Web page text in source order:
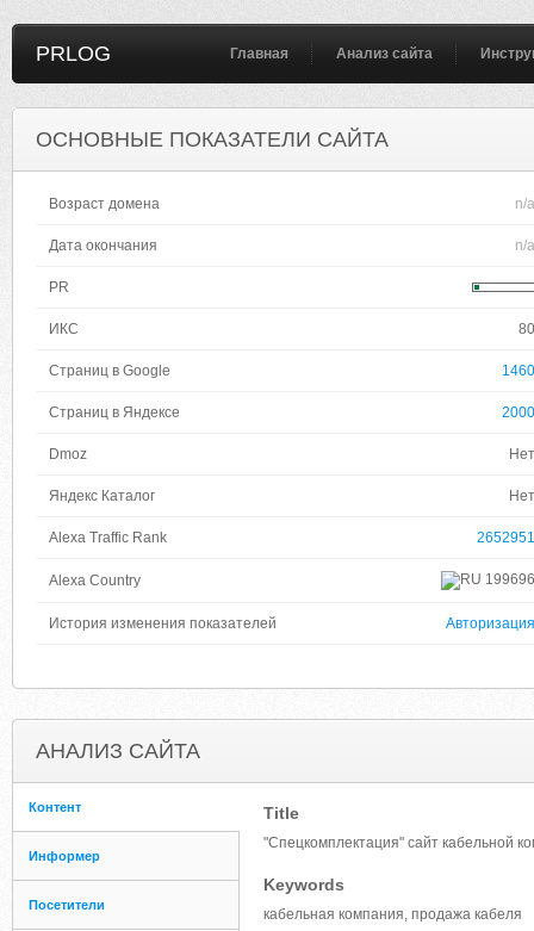
PRLOG Главная Анализ сайта
ОСНОВНЫЕ ПОКАЗАТЕЛИ САЙТА
Возраст домена n/a
Дата окончания n/a
PR
ИКС 80
Страниц в Google 1460
Страниц в Яндексе 2000
Dmoz Нет
Яндекс Каталог Нет
Alexa Traffic Rank 2652951
Alexa Country 199696
История изменения показателей Авторизация
АНАЛИЗ САЙТА
Контент
Информер
Посетители
Title
"Спецкомплектация" сайт кабельной
Keywords
кабельная компания, продажа кабеля